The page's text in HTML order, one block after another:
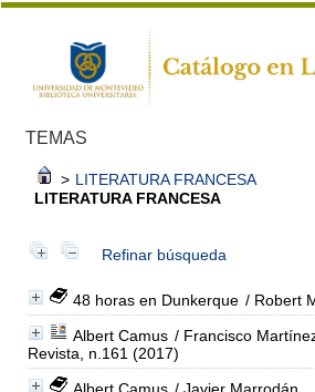
TEMAS
> LITERATURA FRANCESA
LITERATURA FRANCESA
Refinar búsqueda
48 horas en Dunkerque / Robert
Albert Camus / Francisco
Revista, n.161 (2017)
Albert Camus / Javier Marrodán